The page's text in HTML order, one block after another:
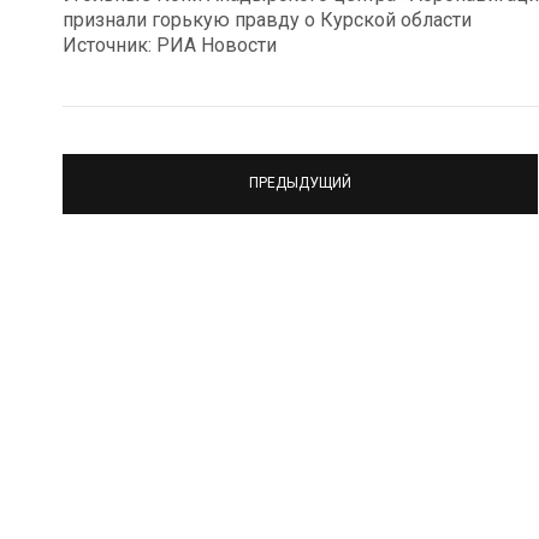
признали горькую правду о Курской области
Источник: РИА Новости
ПРЕДЫДУЩИЙ